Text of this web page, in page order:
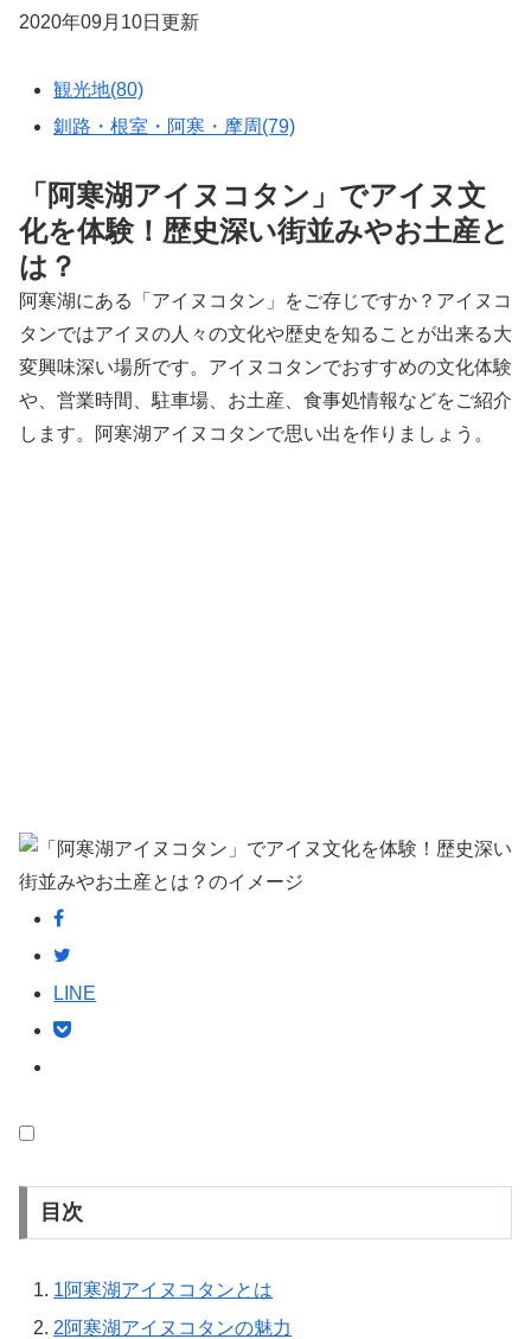
2020年09月10日更新
観光地(80)
釧路・根室・阿寒・摩周(79)
「阿寒湖アイヌコタン」でアイヌ文
化を体験！歴史深い街並みやお土産と
は？
阿寒湖にある「アイヌコタン」をご存じですか？アイヌコ
タンではアイヌの人々の文化や歴史を知ることが出来る大
変興味深い場所です。アイヌコタンでおすすめの文化体験
や、営業時間、駐車場、お土産、食事処情報などをご紹介
します。阿寒湖アイヌコタンで思い出を作りましょう。
LINE
目次
1阿寒湖アイヌコタンとは
2阿寒湖アイヌコタンの魅力